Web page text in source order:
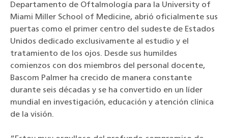
Departamento de Oftalmología para la University of
Miami Miller School of Medicine, abrió oficialmente sus
puertas como el primer centro del sudeste de Estados
Unidos dedicado exclusivamente al estudio y el
tratamiento de los ojos. Desde sus humildes
comienzos con dos miembros del personal docente,
Bascom Palmer ha crecido de manera constante
durante seis décadas y se ha convertido en un líder
mundial en investigación, educación y atención clínica
de la visión.